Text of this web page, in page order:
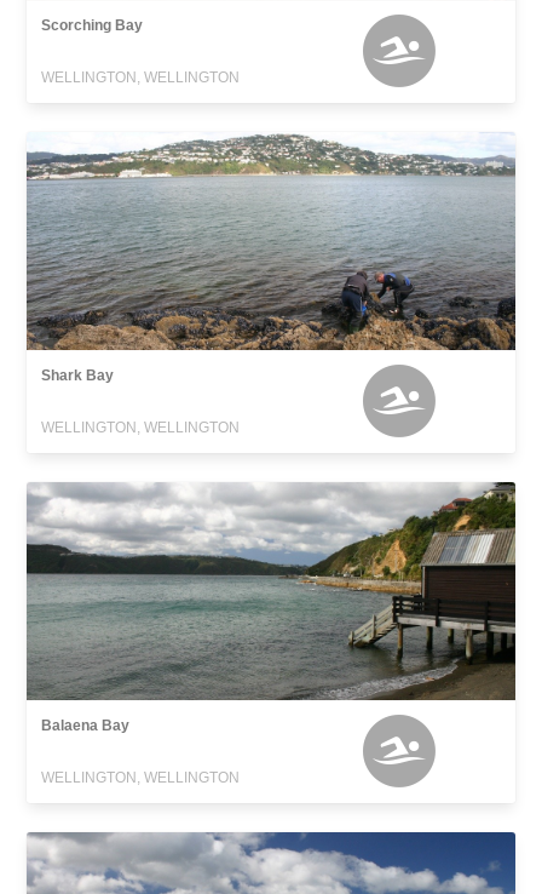
Scorching Bay
WELLINGTON, WELLINGTON
Shark Bay
WELLINGTON, WELLINGTON
Balaena Bay
WELLINGTON, WELLINGTON